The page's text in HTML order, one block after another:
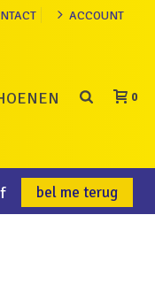
ACCOUNT
0
bel me terug